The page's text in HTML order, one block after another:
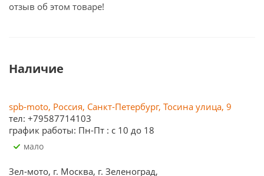
отзыв об этом товаре!
Наличие
spb-moto, Россия, Санкт-Петербург, Тосина улица, 9
тел: +79587714103
график работы: Пн-Пт : с 10 до 18
Мало
Зел-мото, г. Москва, г. Зеленоград,